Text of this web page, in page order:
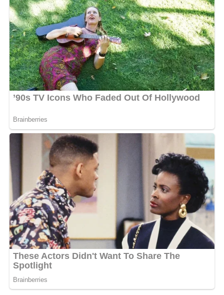
berdampak langsung bagi masyarakat Kaltara. (dkisp)
Views: 219
Bagikan ke
WhatsApp 0 Facebook 0
Messenger 0 Twitter/X 0